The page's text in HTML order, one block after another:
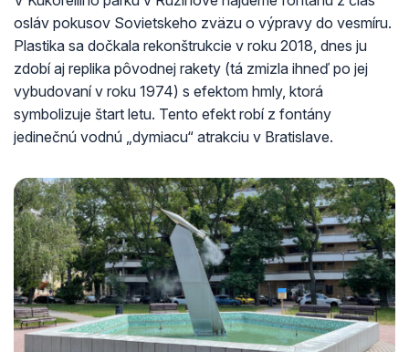
osláv pokusov Sovietskeho zväzu o výpravy do vesmíru.
Plastika sa dočkala rekonštrukcie v roku 2018, dnes ju
zdobí aj replika pôvodnej rakety (tá zmizla ihneď po jej
vybudovaní v roku 1974) s efektom hmly, ktorá
symbolizuje štart letu. Tento efekt robí z fontány
jedinečnú vodnú „dymiacu“ atrakciu v Bratislave.